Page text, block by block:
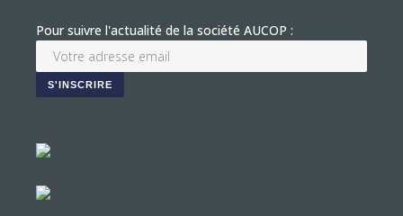
Pour suivre l'actualité de la société AUCOP :